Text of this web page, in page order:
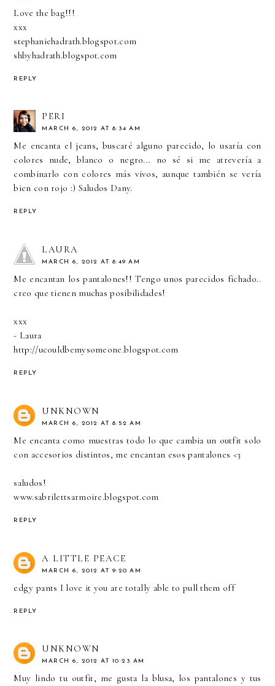
Love the bag!!!
xxx
stephaniehadrath.blogspot.com
shbyhadrath.blogspot.com
REPLY
PERI
MARCH 6, 2012 AT 8:34 AM
Me encanta el jeans, buscaré alguno parecido, lo usaría con
colores nude, blanco o negro... no sé si me atrevería a
combinarlo con colores más vivos, aunque también se vería
bien con rojo :) Saludos Dany.
REPLY
LAURA
MARCH 6, 2012 AT 8:49 AM
Me encantan los pantalones!! Tengo unos parecidos fichado..
creo que tienen muchas posibilidades!
xxx
- Laura
http://ucouldbemysomeone.blogspot.com
REPLY
UNKNOWN
MARCH 6, 2012 AT 8:52 AM
Me encanta como muestras todo lo que cambia un outfit solo
con accesorios distintos, me encantan esos pantalones <3
saludos!
www.sabrilettsarmoire.blogspot.com
REPLY
A LITTLE PEACE
MARCH 6, 2012 AT 9:20 AM
edgy pants I love it you are totally able to pull them off
REPLY
UNKNOWN
MARCH 6, 2012 AT 10:23 AM
Muy lindo tu outfit, me gusta la blusa, los pantalones y tus